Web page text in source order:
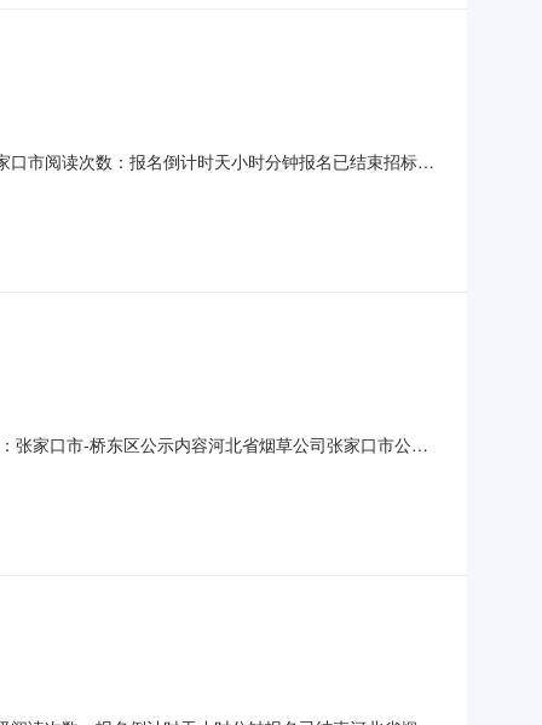
市阅读次数：报名倒计时天小时分钟报名已结束招标方
张家口市-桥东区公示内容河北省烟草公司张家口市公司